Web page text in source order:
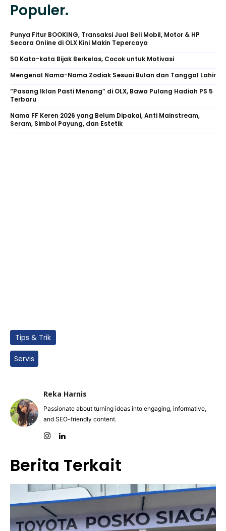
Populer.
Punya Fitur BOOKING, Transaksi Jual Beli Mobil, Motor & HP
Secara Online di OLX Kini Makin Tepercaya
50 Kata-kata Bijak Berkelas, Cocok untuk Motivasi
Mengenal Nama-Nama Zodiak Sesuai Bulan dan Tanggal Lahir
“Pasang Iklan Pasti Menang” di OLX, Bawa Pulang Hadiah PS 5
Terbaru
Nama FF Keren 2026 yang Belum Dipakai, Anti Mainstream,
Seram, Simbol Payung, dan Estetik
Tips & Trik
Servis
Reka Harnis
Passionate about turning ideas into engaging, informative,
and SEO-friendly content.
Berita Terkait